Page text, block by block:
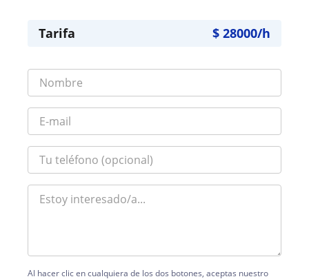
Tarifa $ 28000/h
Al hacer clic en cualquiera de los dos botones, aceptas nuestro